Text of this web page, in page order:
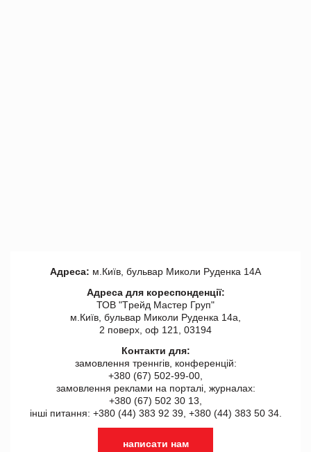
Адреса: м.Київ, бульвар Миколи Руденка 14А
Адреса для кореспонденції:
ТОВ "Tрейд Мастер Груп"
м.Київ, бульвар Миколи Руденка 14а,
2 поверх, оф 121, 03194
Контакти для:
замовлення треннгів, конференцій:
+380 (67) 502-99-00,
замовлення реклами на порталі, журналах:
+380 (67) 502 30 13,
інші питання: +380 (44) 383 92 39, +380 (44) 383 50 34.
написати нам